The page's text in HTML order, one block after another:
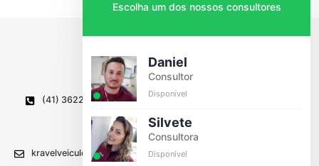
(41) 3622-1336
Wilson Montenegro, Lapa - PR
CEP 83750-000
kravelveiculos@kravel.com.br
Escolha um dos nossos consultores
Daniel
Consultor
Disponível
Silvete
Consultora
Disponível